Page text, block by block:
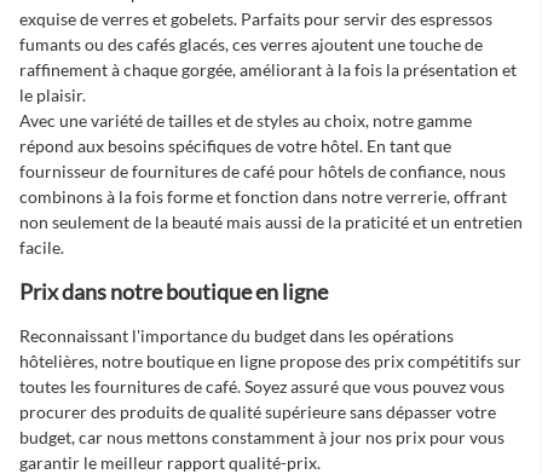
exquise de verres et gobelets. Parfaits pour servir des espressos
fumants ou des cafés glacés, ces verres ajoutent une touche de
raffinement à chaque gorgée, améliorant à la fois la présentation et
le plaisir.
Avec une variété de tailles et de styles au choix, notre gamme
répond aux besoins spécifiques de votre hôtel. En tant que
fournisseur defournitures de café pour hôtelsde confiance, nous
combinons à la fois forme et fonction dans notre verrerie, offrant
non seulement de la beauté mais aussi de la praticité et un entretien
facile.
Prix dans notre boutique en ligne
Reconnaissant l'importance du budget dans les opérations
hôtelières, notre boutique en ligne propose des prix compétitifs sur
toutes les fournitures de café. Soyez assuré que vous pouvez vous
procurer des produits de qualité supérieure sans dépasser votre
budget, car nous mettons constamment à jour nos prix pour vous
garantir le meilleur rapport qualité-prix.